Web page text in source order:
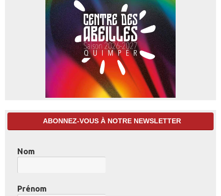
ABONNEZ-VOUS À NOTRE NEWSLETTER
Nom
Prénom